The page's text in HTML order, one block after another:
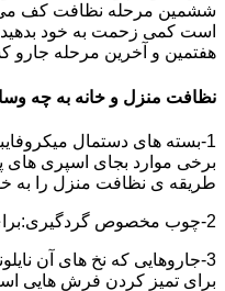
ششمین مرحله نظافت کف می
است کمی زحمت به خود
هفتمین و آخرین مرحله جارو
نظافت منزل و خانه به چه
1-بسته های دستمال
برخی موارد بجای اسپری های
طریقه ی نظافت منزل را به
2-چوب مخصوص گردگیری:برای گردگیری کردن گوشه های بلند و کناره هایی که دسترسی به آن سخت است استفاده می شود بهتر از در سر این چوب یک دستمال میکروفایبر وصل کنید.
3-جاروهایی که نخ های آن
برای تمیز کردن فرش هایی